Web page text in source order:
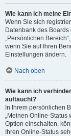
Wie kann ich meine
Wenn Sie sich
Datenbank des
„Persönlichen
wenn Sie auf Ihren
Einstellungen ändern.
Nach oben
Wie kann ich
auftaucht?
In Ihrem persönlichen
„Meinen Online-Status
Option einschalten,
Ihren Online-Status